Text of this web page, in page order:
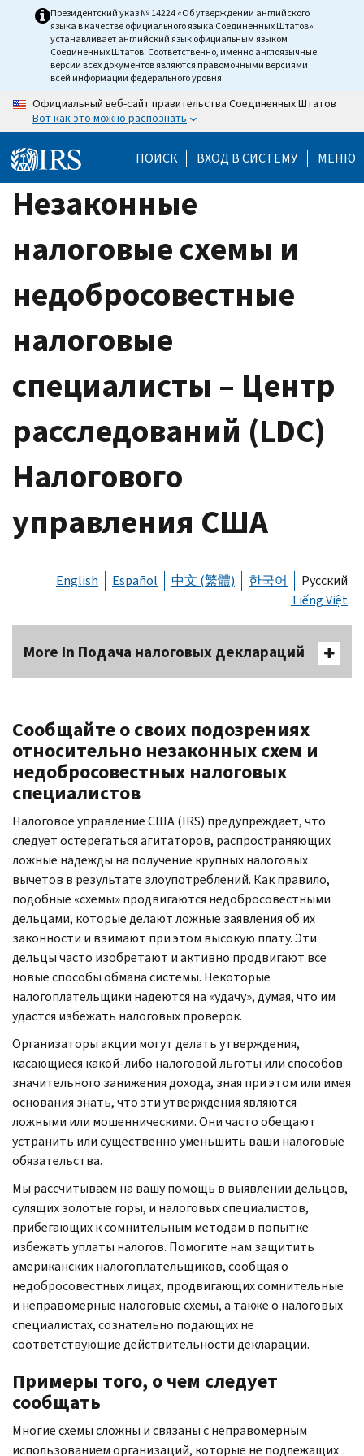
Президентский указ № 14224 «Об утверждении английского
языка в качестве официального языка Соединенных Штатов»
устанавливает английский язык официальным языком
Соединенных Штатов. Соответственно, именно англоязычные
версии всех документов являются правомочными версиями
всей информации федерального уровня.
Официальный веб-сайт правительства Соединенных Штатов
Вот как это можно распознать
ПОИСК ВХОД В СИСТЕМУ МЕНЮ
Незаконные
налоговые схемы и
недобросовестные
налоговые
специалисты – Центр
расследований (LDC)
Налогового
управления США
English Español 中文 (繁體) 한국어
Русский
Tiếng Việt
More In Подача налоговых деклараций
Сообщайте о своих подозрениях
относительно незаконных схем и
недобросовестных налоговых
специалистов
Налоговое управление США (IRS) предупреждает, что
следует остерегаться агитаторов, распространяющих
ложные надежды на получение крупных налоговых
вычетов в результате злоупотреблений. Как правило,
подобные «схемы» продвигаются недобросовестными
дельцами, которые делают ложные заявления об их
законности и взимают при этом высокую плату. Эти
дельцы часто изобретают и активно продвигают все
новые способы обмана системы. Некоторые
налогоплательщики надеются на «удачу», думая, что им
удастся избежать налоговых проверок.
Организаторы акции могут делать утверждения,
касающиеся какой-либо налоговой льготы или способов
значительного занижения дохода, зная при этом или имея
основания знать, что эти утверждения являются
ложными или мошенническими. Они часто обещают
устранить или существенно уменьшить ваши налоговые
обязательства.
Мы рассчитываем на вашу помощь в выявлении дельцов,
сулящих золотые горы, и налоговых специалистов,
прибегающих к сомнительным методам в попытке
избежать уплаты налогов. Помогите нам защитить
американских налогоплательщиков, сообщая о
недобросовестных лицах, продвигающих сомнительные
и неправомерные налоговые схемы, а также о налоговых
специалистах, сознательно подающих не
соответствующие действительности декларации.
Примеры того, о чем следует
сообщать
Многие схемы сложны и связаны с неправомерным
использованием организаций, которые не подлежащих